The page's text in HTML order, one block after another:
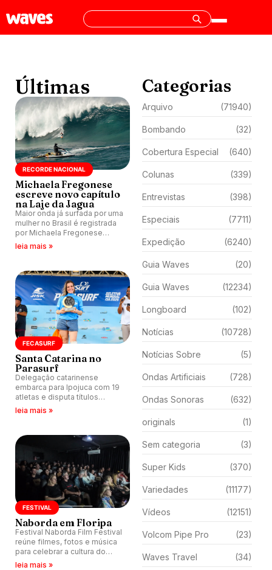
Últimas
RECORDE NACIONAL
Michaela Fregonese
escreve novo capítulo
na Laje da Jagua
Maior onda já surfada por uma
mulher no Brasil é registrada
por Michaela Fregonese
durante swell histórico em
leia mais »
FECASURF
Santa Catarina no
Parasurf
Delegação catarinense
embarca para Ipojuca com 19
atletas e disputa títulos
brasileiros e vagas para o
leia mais »
FESTIVAL
Naborda em Floripa
Festival Naborda Film Festival
reúne filmes, fotos e música
para celebrar a cultura do
surfe nos dias 22 e 23 de
leia mais »
Categorias
Arquivo (71940)
Bombando (32)
Cobertura Especial (640)
Colunas (339)
Entrevistas (398)
Especiais (7711)
Expedição (6240)
Guia Waves (20)
Guia Waves (12234)
Longboard (102)
Notícias (10728)
Notícias Sobre (5)
Ondas Artificiais (728)
Ondas Sonoras (632)
originals (1)
Sem categoria (3)
Super Kids (370)
Variedades (11177)
Vídeos (12151)
Volcom Pipe Pro (23)
Waves Travel (34)